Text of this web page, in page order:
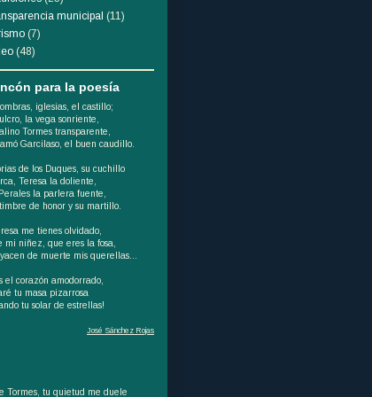
municipal (11)
(7)
(48)
para la poesía
iglesias, el castillo;
la vega sonriente,
Tormes transparente,
Garcilaso, el buen caudillo.
de los Duques, su cuchillo
Teresa la doliente,
la parlera fuente,
de honor y su martillo.
me tienes olvidado,
mi niñez, que eres la fosa,
de muerte mis querellas...
el corazón amodorrado,
tu masa pizarrosa
tu solar de estrellas!
José Sánchez Rojas
Tormes, tu quietud me duele